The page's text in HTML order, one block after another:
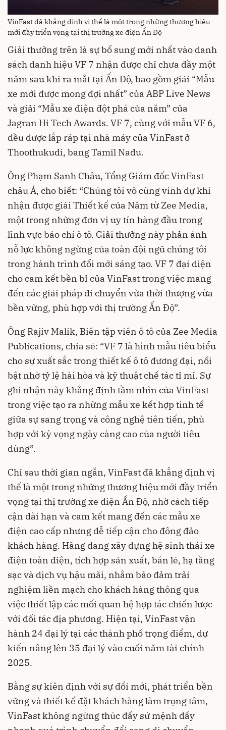
VinFast đã khẳng định vị thế là một trong những thương hiệu
mới đầy triển vọng tại thị trường xe điện Ấn Độ
Giải thưởng trên là sự bổ sung mới nhất vào danh
sách danh hiệu VF 7 nhận được chỉ chưa đầy một
năm sau khi ra mắt tại Ấn Độ, bao gồm giải “Mẫu
xe mới được mong đợi nhất” của ABP Live News
và giải “Mẫu xe điện đột phá của năm” của
Jagran Hi Tech Awards. VF 7, cùng với mẫu VF 6,
đều được lắp ráp tại nhà máy của VinFast ở
Thoothukudi, bang Tamil Nadu.
Ông Phạm Sanh Châu, Tổng Giám đốc VinFast
châu Á, cho biết: “Chúng tôi vô cùng vinh dự khi
nhận được giải Thiết kế của Năm từ Zee Media,
một trong những đơn vị uy tín hàng đầu trong
lĩnh vực báo chí ô tô. Giải thưởng này phản ánh
nỗ lực không ngừng của toàn đội ngũ chúng tôi
trong hành trình đổi mới sáng tạo. VF 7 đại diện
cho cam kết bền bỉ của VinFast trong việc mang
đến các giải pháp di chuyển vừa thời thượng vừa
bền vững, phù hợp với thị trường Ấn Độ”.
Ông Rajiv Malik, Biên tập viên ô tô của Zee Media
Publications, chia sẻ: “VF 7 là hình mẫu tiêu biểu
cho sự xuất sắc trong thiết kế ô tô đương đại, nổi
bật nhờ tỷ lệ hài hòa và kỹ thuật chế tác tỉ mỉ. Sự
ghi nhận này khẳng định tầm nhìn của VinFast
trong việc tạo ra những mẫu xe kết hợp tinh tế
giữa sự sang trọng và công nghệ tiên tiến, phù
hợp với kỳ vọng ngày càng cao của người tiêu
dùng”.
Chỉ sau thời gian ngắn, VinFast đã khẳng định vị
thế là một trong những thương hiệu mới đầy triển
vọng tại thị trường xe điện Ấn Độ, nhờ cách tiếp
cận dài hạn và cam kết mang đến các mẫu xe
điện cao cấp nhưng dễ tiếp cận cho đông đảo
khách hàng. Hãng đang xây dựng hệ sinh thái xe
điện toàn diện, tích hợp sản xuất, bán lẻ, hạ tầng
sạc và dịch vụ hậu mãi, nhằm bảo đảm trải
nghiệm liền mạch cho khách hàng thông qua
việc thiết lập các mối quan hệ hợp tác chiến lược
với đối tác địa phương. Hiện tại, VinFast vận
hành 24 đại lý tại các thành phố trọng điểm, dự
kiến nâng lên 35 đại lý vào cuối năm tài chính
2025.
Bằng sự kiên định với sự đổi mới, phát triển bền
vững và thiết kế đặt khách hàng làm trọng tâm,
VinFast không ngừng thúc đẩy sứ mệnh đẩy